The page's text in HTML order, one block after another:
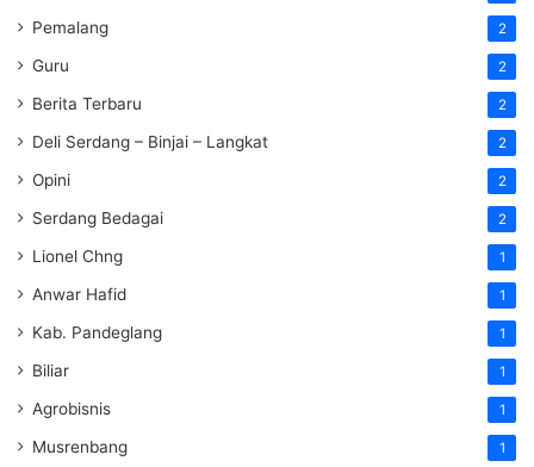
Pemalang 2
Guru 2
Berita Terbaru 2
Deli Serdang – Binjai – Langkat 2
Opini 2
Serdang Bedagai 2
Lionel Chng 1
Anwar Hafid 1
Kab. Pandeglang 1
Biliar 1
Agrobisnis 1
Musrenbang 1